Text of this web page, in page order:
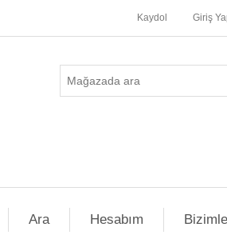
Kaydol Giriş
Ara Hesabım